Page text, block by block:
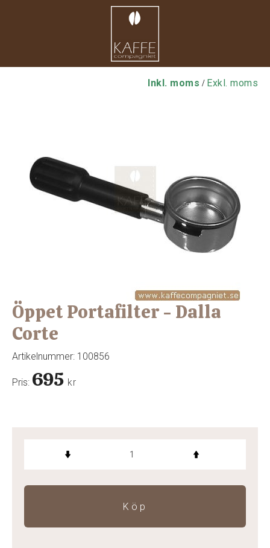
Inkl. moms / Exkl. moms
Öppet Portafilter - Dalla
Corte
Artikelnummer: 100856
Pris: 695 kr
Köp